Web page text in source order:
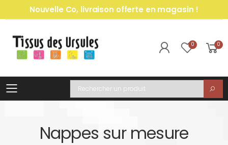
Nouvelle Co, livraison offerte en magasin !
0 0
Toggle mobile menu
Recherche
Nappes sur mesure